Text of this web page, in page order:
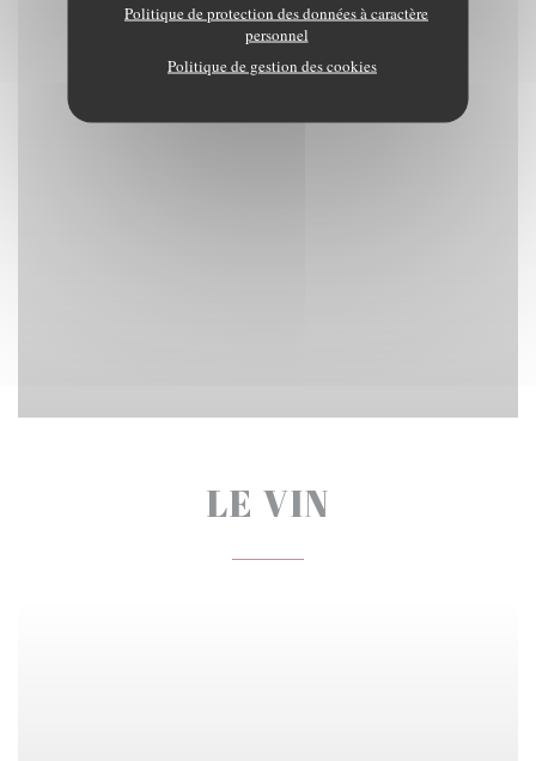
Politique de protection des données à caractère
personnel
Politique de gestion des cookies
LE VIN